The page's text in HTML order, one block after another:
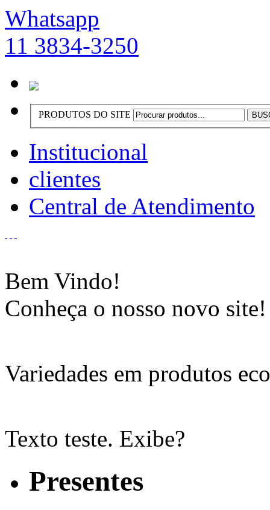
Whatsapp
11 3834-3250
PRODUTOS DO SITE
Institucional
clientes
Central de Atendimento
Bem Vindo!
Conheça o nosso novo site!
Variedades em produtos
Texto teste. Exibe?
Presentes